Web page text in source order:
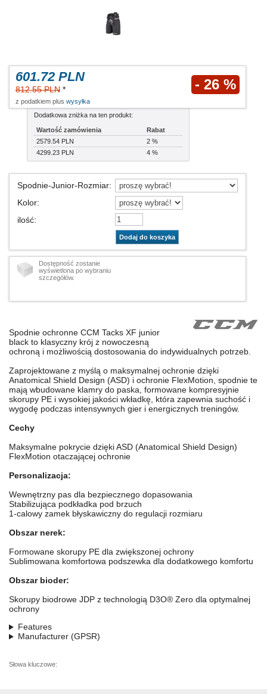
601.72 PLN
812.55 PLN * - 26 %
z podatkiem plus wysyłka
Dodatkowa zniżka na ten produkt:
Wartość zamówienia
Rabat
2579.54 PLN
2 %
4299.23 PLN
4 %
Spodnie-Junior-Rozmiar:
Kolor:
ilość:
Dodaj do koszyka
Dostępność zostanie
wyświetlona po wybraniu
szczegółów.
Spodnie ochronne CCM Tacks XF junior
black to klasyczny krój z nowoczesną
ochroną i możliwością dostosowania do indywidualnych potrzeb.
Zaprojektowane z myślą o maksymalnej ochronie dzięki
Anatomical Shield Design (ASD) i ochronie FlexMotion, spodnie te
mają wbudowane klamry do paska, formowane kompresyjnie
skorupy PE i wysokiej jakości wkładkę, która zapewnia suchość i
wygodę podczas intensywnych gier i energicznych treningów.
Cechy
Maksymalne pokrycie dzięki ASD (Anatomical Shield Design)
FlexMotion otaczającej ochronie
Personalizacja:
Wewnętrzny pas dla bezpiecznego dopasowania
Stabilizująca podkładka pod brzuch
1-calowy zamek błyskawiczny do regulacji rozmiaru
Obszar nerek:
Formowane skorupy PE dla zwiększonej ochrony
Sublimowana komfortowa podszewka dla dodatkowego komfortu
Obszar bioder:
Skorupy biodrowe JDP z technologią D3O® Zero dla optymalnej
ochrony
Features
Manufacturer (GPSR)
Słowa kluczowe: